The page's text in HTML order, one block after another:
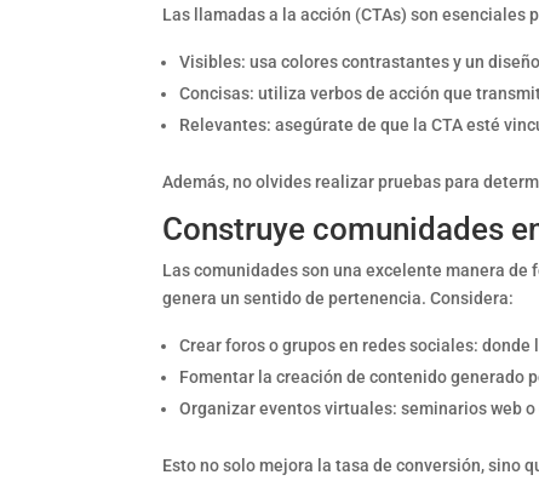
Las llamadas a la acción (CTAs) son
Visibles: usa colores contrastantes y un
Concisas: utiliza verbos de acción que
Relevantes: asegúrate de que la CTA esté
Además, no olvides realizar pruebas para
Construye comunidades
Las comunidades son una excelente manera
genera un sentido de pertenencia. Considera:
Crear foros o grupos en redes sociales:
Fomentar la creación de contenido generado
Organizar eventos virtuales: seminarios web
Esto no solo mejora la tasa de conversión, sino